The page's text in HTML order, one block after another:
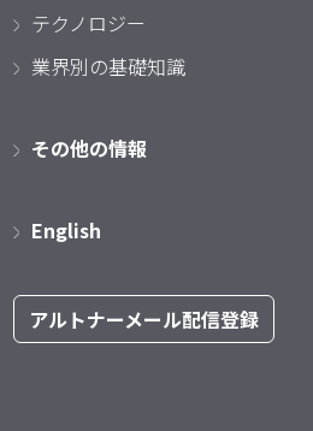
テクノロジー
業界別の基礎知識
その他の情報
English
アルトナーメール配信登録